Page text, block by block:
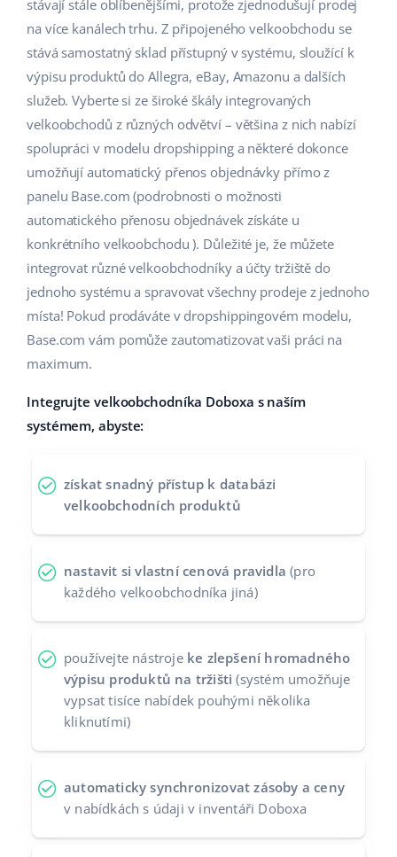
Správa přepravy
Automatizace procesů
Base Connect
AI pro e-commerce
Domov a zahrada
Výrobky pro děti
Elektronika
Automobilové díly
Supermarket
Zdraví a krása
Móda
Podpora
Akademie
Blog
Kalendář webinářů a eventů
Služby
Implementace systému
Audit účtu
Další
Partneři
english (US)
english (GB)
english (IN)
čeština
deutsch
Ελληνικά
español (AR)
español (MX)
Français
polski
română
stávají stále oblíbenějšími, protože zjednodušují prodej
na více kanálech trhu. Z připojeného velkoobchodu se
stává samostatný sklad přístupný v systému, sloužící k
výpisu produktů do Allegra, eBay, Amazonu a dalších
služeb. Vyberte si ze široké škály integrovaných
velkoobchodů z různých odvětví – většina z nich nabízí
spolupráci v modelu dropshipping a některé dokonce
umožňují automatický přenos objednávky přímo z
panelu Base.com (podrobnosti o možnosti
automatického přenosu objednávek získáte u
konkrétního velkoobchodu ). Důležité je, že můžete
integrovat různé velkoobchodníky a účty tržiště do
jednoho systému a spravovat všechny prodeje z jednoho
místa! Pokud prodáváte v dropshippingovém modelu,
Base.com vám pomůže zautomatizovat vaši práci na
maximum.
Integrujte velkoobchodníka Doboxa s naším
systémem, abyste:
získat snadný přístup k databázi
velkoobchodních produktů
nastavit si vlastní cenová pravidla (pro
každého velkoobchodníka jiná)
používejte nástroje ke zlepšení hromadného
výpisu produktů na tržišti (systém umožňuje
vypsat tisíce nabídek pouhými několika
kliknutími)
automaticky synchronizovat zásoby a ceny
v nabídkách s údaji v inventáři Doboxa